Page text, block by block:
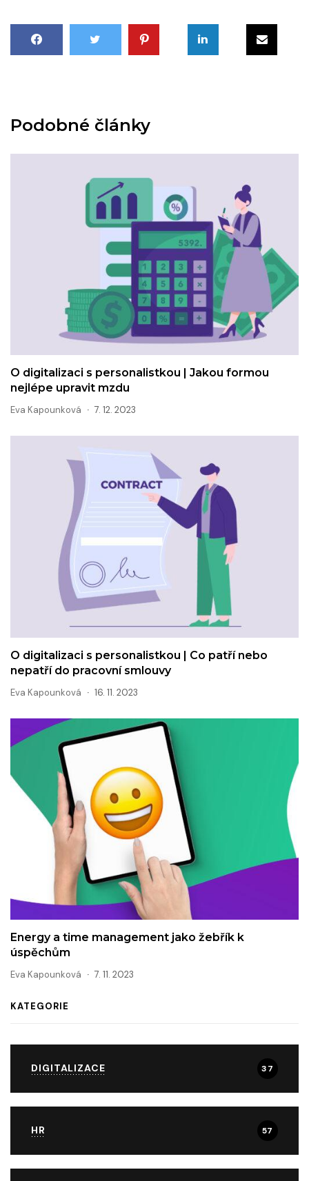
Podobné články
O digitalizaci s personalistkou | Jakou formou
nejlépe upravit mzdu
Eva Kapounková 7. 12. 2023
O digitalizaci s personalistkou | Co patří nebo
nepatří do pracovní smlouvy
Eva Kapounková 16. 11. 2023
Energy a time management jako žebřík k
úspěchům
Eva Kapounková 7. 11. 2023
KATEGORIE
DIGITALIZACE 37
HR 57